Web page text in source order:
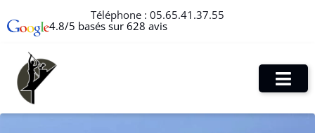
Téléphone : 05.65.41.37.55
4.8/5 basés sur 628 avis